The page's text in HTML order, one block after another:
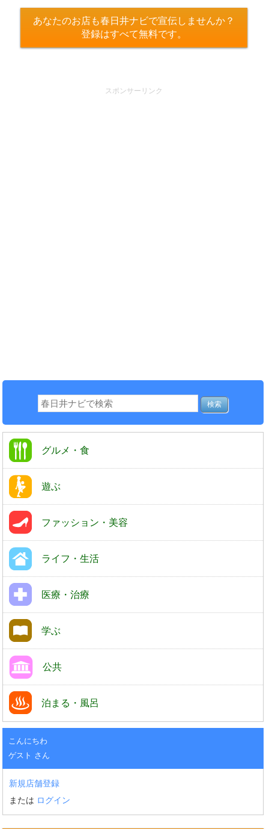
あなたのお店も春日井ナビで宣伝しませんか？
登録はすべて無料です。
スポンサーリンク
グルメ・食
遊ぶ
ファッション・美容
ライフ・生活
医療・治療
学ぶ
公共
泊まる・風呂
こんにちわ
ゲスト さん
新規店舗登録
または ログイン